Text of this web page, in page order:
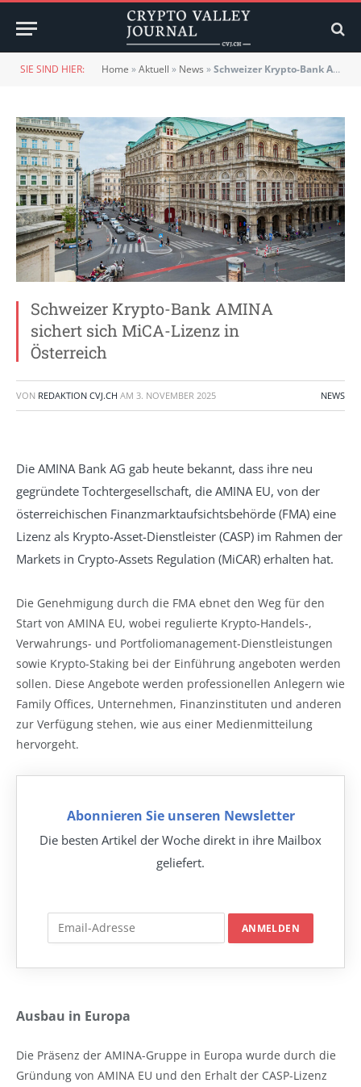
SIE SIND HIER: Home »Aktuell » News »Schweizer Krypto-Bank AMINA sichert sich MiCA-Lizenz in Österreich
Schweizer Krypto-Bank AMINA
sichert sich MiCA-Lizenz in
Österreich
VON REDAKTION CVJ.CH AM 3. NOVEMBER 2025 NEWS
Die AMINA Bank AG gab heute bekannt, dass ihre neu
gegründete Tochtergesellschaft, die AMINA EU, von der
österreichischen Finanzmarktaufsichtsbehörde (FMA) eine
Lizenz als Krypto-Asset-Dienstleister (CASP) im Rahmen der
Markets in Crypto-Assets Regulation (MiCAR) erhalten hat.
Die Genehmigung durch die FMA ebnet den Weg für den
Start von AMINA EU, wobei regulierte Krypto-Handels-,
Verwahrungs- und Portfoliomanagement-Dienstleistungen
sowie Krypto-Staking bei der Einführung angeboten werden
sollen. Diese Angebote werden professionellen Anlegern wie
Family Offices, Unternehmen, Finanzinstituten und anderen
zur Verfügung stehen, wie aus einer Medienmitteilung
hervorgeht.
Abonnieren Sie unseren Newsletter
Die besten Artikel der Woche direkt in ihre Mailbox
geliefert.
Ausbau in Europa
Die Präsenz der AMINA-Gruppe in Europa wurde durch die
Gründung von AMINA EU und den Erhalt der CASP-Lizenz